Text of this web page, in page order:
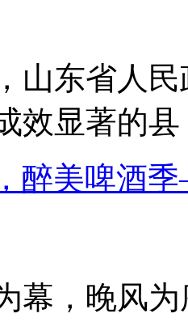
东省人民
效显著的
醉美啤酒
，晚风为